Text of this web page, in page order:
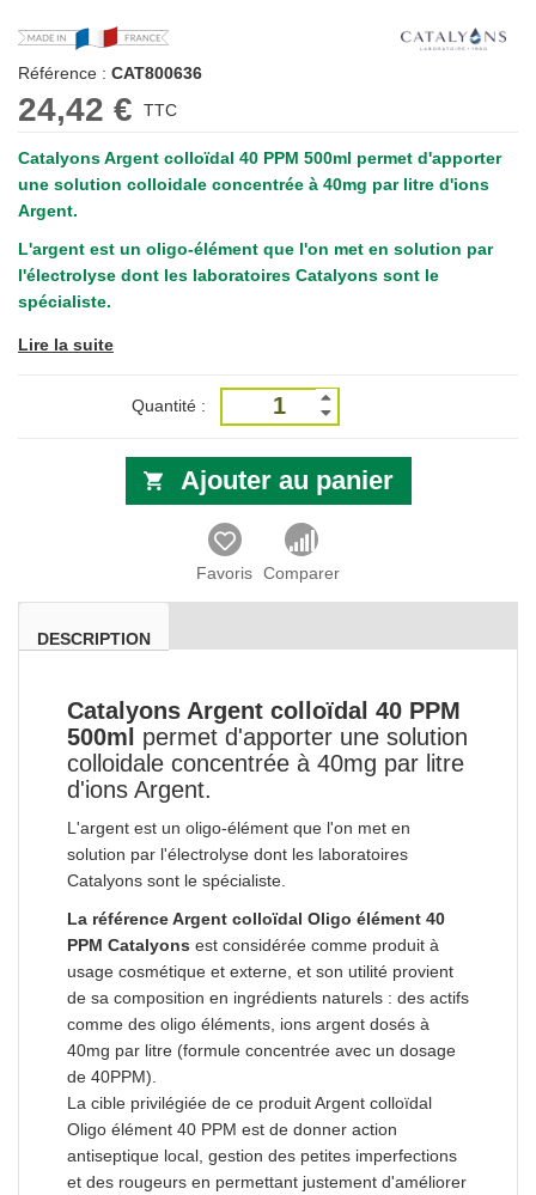
Référence : CAT800636
24,42 € TTC
Catalyons Argent colloïdal 40 PPM 500ml permet d'apporter
une solution colloidale concentrée à 40mg par litre d'ions
Argent.
L'argent est un oligo-élément que l'on met en solution par
l'électrolyse dont les laboratoires Catalyons sont le
spécialiste.
Lire la suite
Quantité :
Ajouter au panier
Favoris Comparer
DESCRIPTION
Catalyons Argent colloïdal 40 PPM
500ml permet d'apporter une solution
colloidale concentrée à 40mg par litre
d'ions Argent.
L'argent est un oligo-élément que l'on met en
solution par l'électrolyse dont les laboratoires
Catalyons sont le spécialiste.
La référence Argent colloïdal Oligo élément 40
PPM Catalyons est considérée comme produit à
usage cosmétique et externe, et son utilité provient
de sa composition en ingrédients naturels : des actifs
comme des oligo éléments, ions argent dosés à
40mg par litre (formule concentrée avec un dosage
de 40PPM).
La cible privilégiée de ce produit Argent colloïdal
Oligo élément 40 PPM est de donner action
antiseptique local, gestion des petites imperfections
et des rougeurs en permettant justement d'améliorer